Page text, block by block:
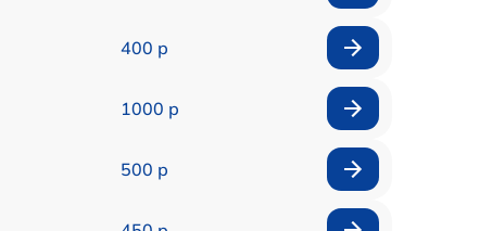
400 р
1000 р
500 р